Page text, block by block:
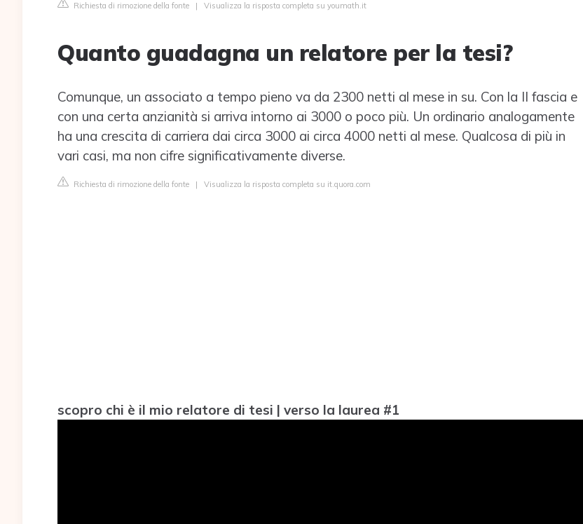
Richiesta di rimozione della fonte | Visualizza la risposta completa su youmath.it
Quanto guadagna un relatore per la tesi?
Comunque, un associato a tempo pieno va da 2300 netti al mese in su. Con la II fascia e
con una certa anzianità si arriva intorno ai 3000 o poco più. Un ordinario analogamente
ha una crescita di carriera dai circa 3000 ai circa 4000 netti al mese. Qualcosa di più in
vari casi, ma non cifre significativamente diverse.
Richiesta di rimozione della fonte | Visualizza la risposta completa su it.quora.com
scopro chi è il mio relatore di tesi | verso la laurea #1